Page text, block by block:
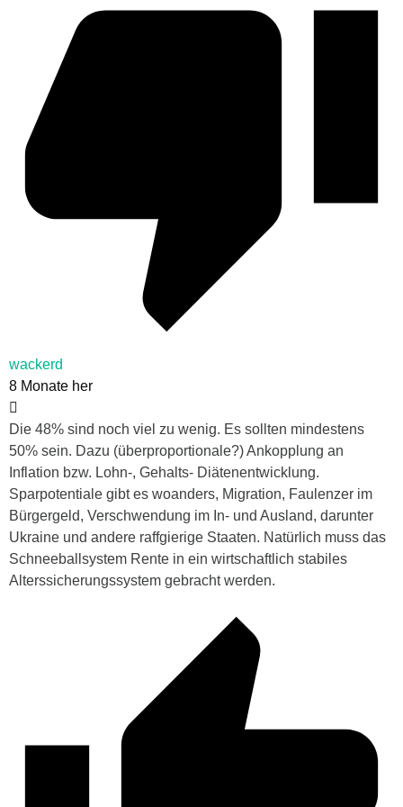
wackerd
8 Monate her
Die 48% sind noch viel zu wenig. Es sollten mindestens
50% sein. Dazu (überproportionale?) Ankopplung an
Inflation bzw. Lohn-, Gehalts- Diätenentwicklung.
Sparpotentiale gibt es woanders, Migration, Faulenzer im
Bürgergeld, Verschwendung im In- und Ausland, darunter
Ukraine und andere raffgierige Staaten. Natürlich muss das
Schneeballsystem Rente in ein wirtschaftlich stabiles
Alterssicherungssystem gebracht werden.